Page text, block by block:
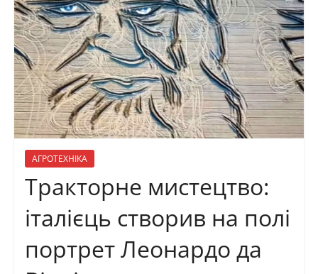
АГРОТЕХНІКА
Тракторне мистецтво:
італієць створив на полі
портрет Леонардо да